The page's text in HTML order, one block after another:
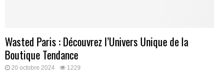
Wasted Paris : Découvrez l’Univers Unique de la
Boutique Tendance
20 octobre 2024 1229